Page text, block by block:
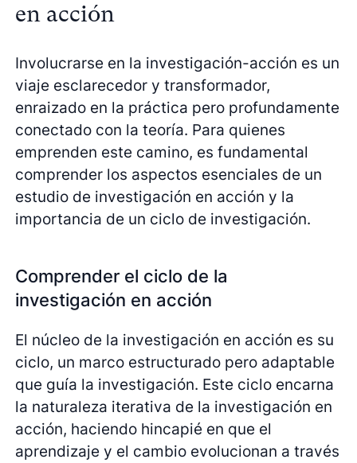
en acción
Involucrarse en la investigación-acción es un
viaje esclarecedor y transformador,
enraizado en la práctica pero profundamente
conectado con la teoría. Para quienes
emprenden este camino, es fundamental
comprender los aspectos esenciales de un
estudio de investigación en acción y la
importancia de un ciclo de investigación.
Comprender el ciclo de la
investigación en acción
El núcleo de la investigación en acción es su
ciclo, un marco estructurado pero adaptable
que guía la investigación. Este ciclo encarna
la naturaleza iterativa de la investigación en
acción, haciendo hincapié en que el
aprendizaje y el cambio evolucionan a través